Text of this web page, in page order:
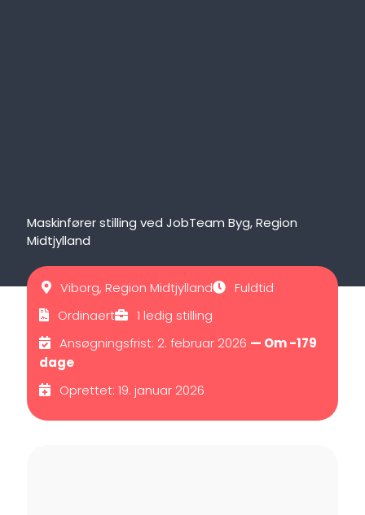
Maskinfører stilling ved JobTeam Byg, Region
Midtjylland
Viborg, Region Midtjylland
Fuldtid
Ordinaert
1 ledig stilling
Ansøgningsfrist: 2. februar 2026 — Om -179
dage
Oprettet: 19. januar 2026